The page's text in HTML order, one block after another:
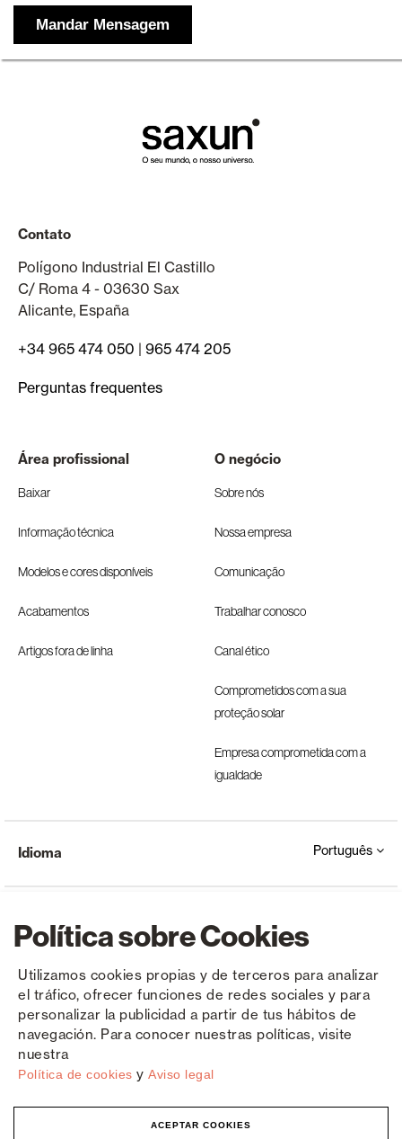
Política sobre Cookies
Utilizamos cookies propias y de terceros para analizar
el tráfico, ofrecer funciones de redes sociales y para
personalizar la publicidad a partir de tus hábitos de
navegación. Para conocer nuestras políticas, visite
nuestra
Política de cookies y Aviso legal
ACEPTAR COOKIES
Contato
Polígono Industrial El Castillo
C/ Roma 4 - 03630 Sax
Alicante, España
+34 965 474 050 | 965 474 205
Perguntas frequentes
Área profissional
Baixar
Informação técnica
Modelos e cores disponíveis
Acabamentos
Artigos fora de linha
O negócio
Sobre nós
Nossa empresa
Comunicação
Trabalhar conosco
Canal ético
Comprometidos com a sua
proteção solar
Empresa comprometida com a
igualdade
Copyright © Saxun 2023 - 2026 Política de privacidade Aviso Legal Cookies
Idioma Português